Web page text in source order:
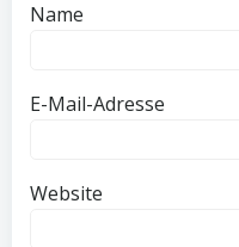
Name
E-Mail-Adresse
Website